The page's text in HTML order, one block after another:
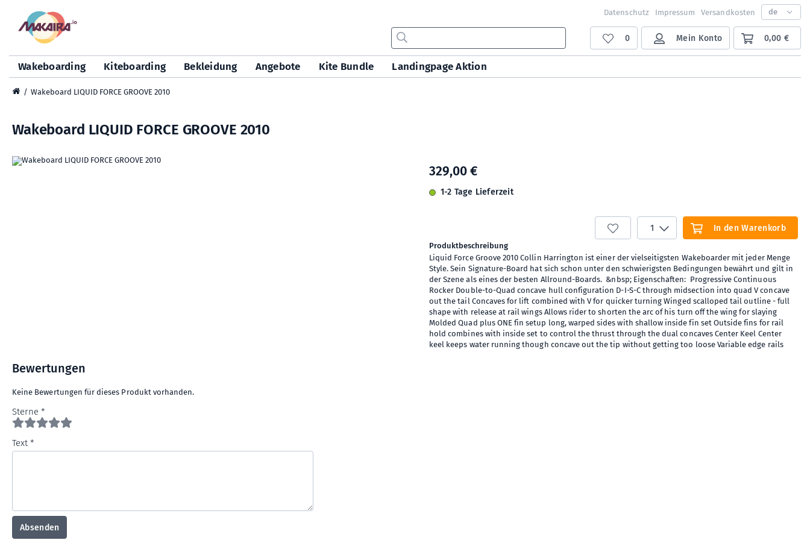
Datenschutz Impressum Versandkosten de
0 Mein Konto 0,00 €
Wakeboarding Kiteboarding Bekleidung Angebote Kite Bundle Landingpage Aktion
Wakeboard LIQUID FORCE GROOVE 2010
Wakeboard LIQUID FORCE GROOVE 2010
329,00 €
1-2 Tage Lieferzeit
1 In den Warenkorb
Produktbeschreibung
Liquid Force Groove 2010 Collin Harrington ist einer der vielseitigsten Wakeboarder mit jeder Menge
Style. Sein Signature-Board hat sich schon unter den schwierigsten Bedingungen bewährt und gilt in
der Szene als eines der besten Allround-Boards. &nbsp; Eigenschaften: Progressive Continuous
Rocker Double-to-Quad concave hull configuration D-I-S-C through midsection into quad V concave
out the tail Concaves for lift combined with V for quicker turning Winged scalloped tail outline - full
shape with release at rail wings Allows rider to shorten the arc of his turn off the wing for slaying
Molded Quad plus ONE fin setup long, warped sides with shallow inside fin set Outside fins for rail
hold combines with inside set to control the thrust through the dual concaves Center Keel Center
keel keeps water running though concave out the tip without getting too loose Variable edge rails
Bewertungen
Keine Bewertungen für dieses Produkt vorhanden.
Sterne
Text
Absenden